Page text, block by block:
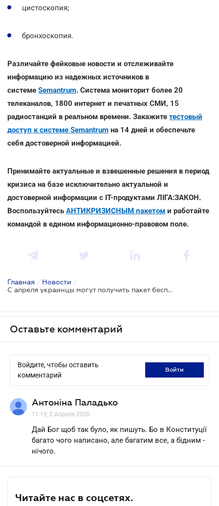
цистоскопия;
бронхоскопия.
Различайте фейковые новости и отслеживайте
информацию из надежных источников в
системе Semantrum. Система мониторит более 20
телеканалов, 1800 интернет и печатных СМИ, 15
радиостанций в реальном времени. Закажите тестовый
доступ к системе Semantrum на 14 дней и обеспечьте
себя достоверной информацией.
Принимайте актуальные и взвешенные решения в период
кризиса на базе исключительно актуальной и
достоверной информации с ІТ-продуктами ЛІГА:ЗАКОН.
Воспользуйтесь АНТИКРИЗИСНЫМ пакетом и работайте
командой в едином информационно-правовом поле.
Главная / Новости /
С апреля украинцы могут получить пакет беcплатных медуслуг
Оставьте комментарий
Войдите, чтобы оставить
комментарий
войти
Антоніна Паладько
11.19, 2 Апреля 2020
Дай Бог щоб так було, як пишуть. Бо в Конституції
багато чого написано, але багатим все, а бідним -
нічого.
Читайте нас в соцсетях.